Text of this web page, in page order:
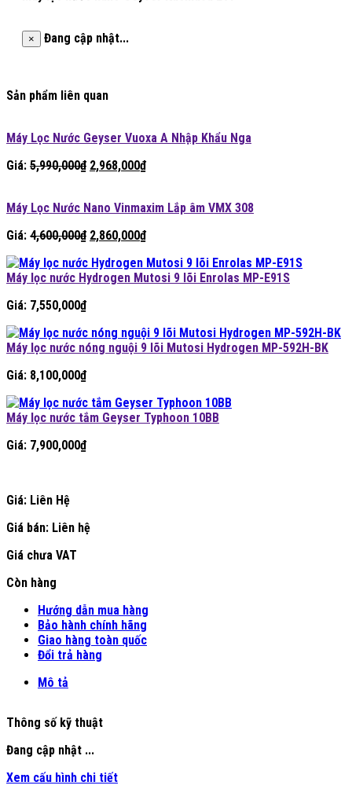
× Đang cập nhật...
Sản phẩm liên quan
Máy Lọc Nước Geyser Vuoxa A Nhập Khẩu Nga
Giá: 5,990,000₫ Giá
5,990,000₫.
2,968,000₫Giá
là:
Máy Lọc Nước Nano Vinmaxim Lắp âm VMX 308
Giá: 4,600,000₫ Giá
là:
4,600,000₫.
2,860,000₫Giá
tại
là:
Máy lọc nước Hydrogen Mutosi 9 lõi Enrolas MP-E91S
Giá: 7,550,000₫
Máy lọc nước nóng nguội 9 lõi Mutosi Hydrogen MP-592H-BK
Giá: 8,100,000₫
Máy lọc nước tắm Geyser Typhoon 10BB
Giá: 7,900,000₫
Giá: Liên Hệ
Giá bán: Liên hệ
Giá chưa VAT
Còn hàng
Hướng dẫn mua hàng
Bảo hành chính hãng
Giao hàng toàn quốc
Đổi trả hàng
Mô tả
Thông số kỹ thuật
Đang cập nhật ...
Xem cấu hình chi tiết